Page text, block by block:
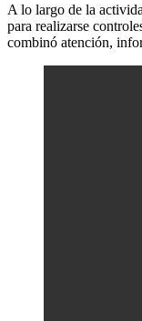
A lo largo de la
para realizarse
combinó atención,